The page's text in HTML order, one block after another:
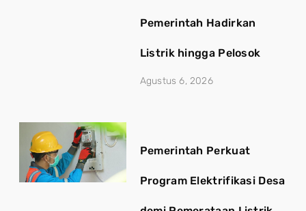
Pemerintah Hadirkan
Listrik hingga Pelosok
Agustus 6, 2026
Pemerintah Perkuat
Program Elektrifikasi Desa